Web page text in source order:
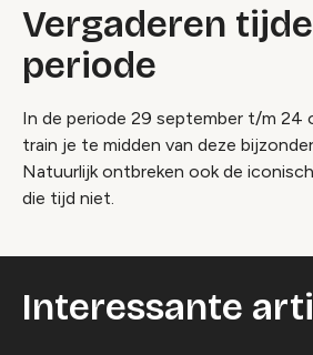
Vergaderen
periode
In de periode 29 september t/m 24
train je te midden van deze
Natuurlijk ontbreken ook de
die tijd niet.
Interessante